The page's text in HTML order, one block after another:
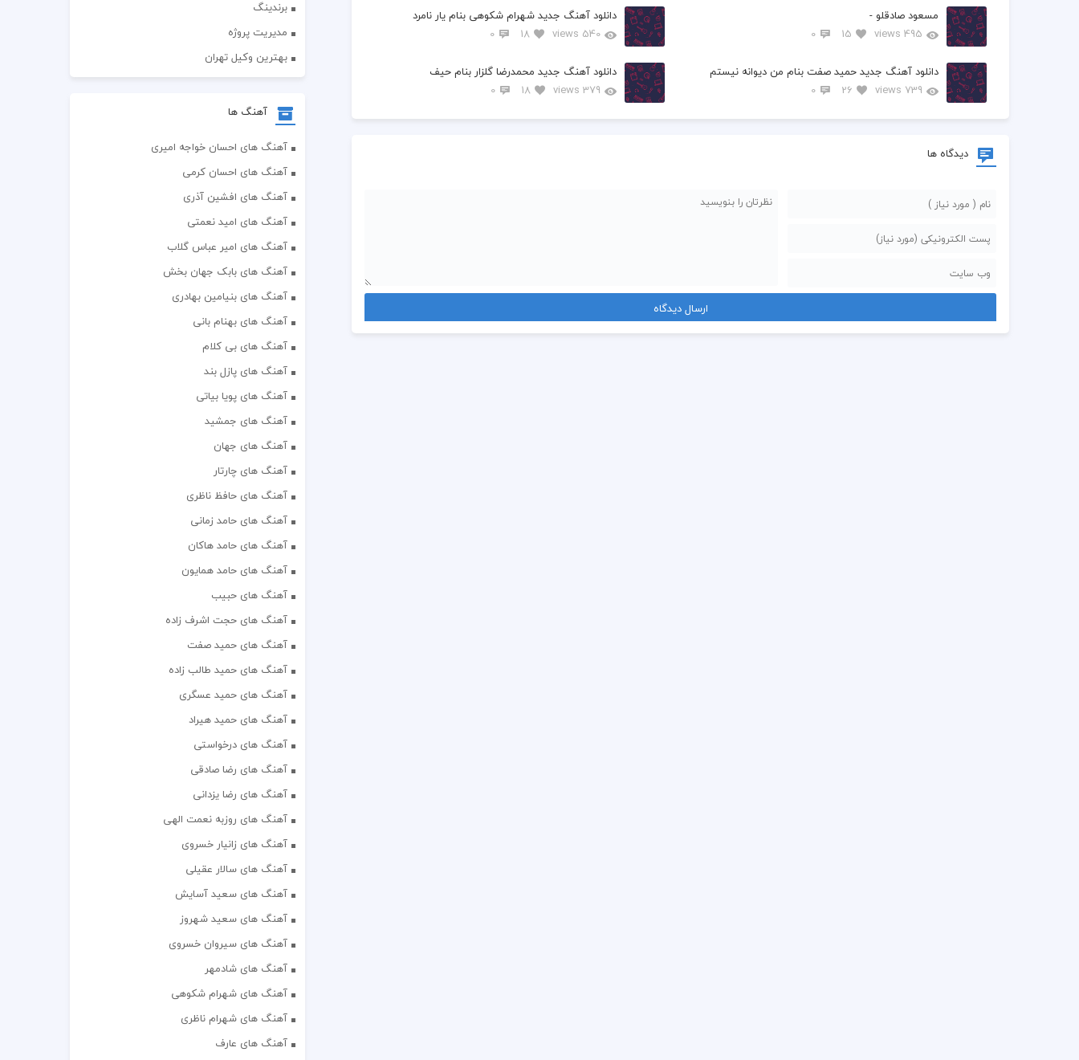
مسعود صادقلو -
495 views
15
0
دانلود آهنگ جدید شهرام شکوهی بنام یار نامرد
540 views
18
0
دانلود آهنگ جدید حمید صفت بنام من دیوانه نیستم
739 views
26
0
دانلود آهنگ جدید محمدرضا گلزار بنام حیف
379 views
18
0
دیدگاه ها
برندینگ
مدیریت پروژه
بهترین وکیل تهران
آهنگ ها
آهنگ های احسان خواجه امیری
آهنگ های احسان کرمی
آهنگ های افشین آذری
آهنگ های امید نعمتی
آهنگ های امیر عباس گلاب
آهنگ های بابک جهان بخش
آهنگ های بنیامین بهادری
آهنگ های بهنام بانی
آهنگ های بی کلام
آهنگ های پازل بند
آهنگ های پویا بیاتی
آهنگ های جمشید
آهنگ های جهان
آهنگ های چارتار
آهنگ های حافظ ناظری
آهنگ های حامد زمانی
آهنگ های حامد هاکان
آهنگ های حامد همایون
آهنگ های حبیب
آهنگ های حجت اشرف زاده
آهنگ های حمید صفت
آهنگ های حمید طالب زاده
آهنگ های حمید عسگری
آهنگ های حمید هیراد
آهنگ های درخواستی
آهنگ های رضا صادقی
آهنگ های رضا یزدانی
آهنگ های روزبه نعمت الهی
آهنگ های زانیار خسروی
آهنگ های سالار عقیلی
آهنگ های سعید آسایش
آهنگ های سعید شهروز
آهنگ های سیروان خسروی
آهنگ های شادمهر
آهنگ های شهرام شکوهی
آهنگ های شهرام ناظری
آهنگ های عارف